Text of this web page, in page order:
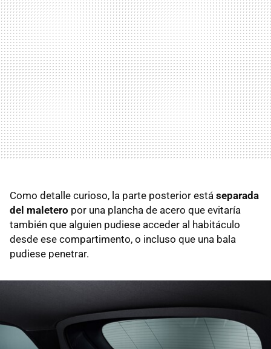
Como detalle curioso, la parte posterior está separada
del maletero por una plancha de acero que evitaría
también que alguien pudiese acceder al habitáculo
desde ese compartimento, o incluso que una bala
pudiese penetrar.